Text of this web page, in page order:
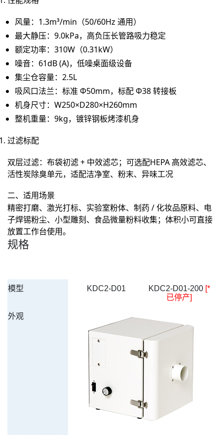
风量：1.3m³/min（50/60Hz 通用）
最大静压：9.0kPa，高负压长管路吸力稳定
额定功率：310W（0.31kW）
噪音：61dB (A)，低噪桌面级设备
集尘仓容量：2.5L
吸风口法兰：标准 Φ50mm，标配 Φ38 转接板
机身尺寸：W250×D280×H260mm
整机重量：9kg，镀锌钢板烤漆机身
过滤标配
双层过滤：布袋初滤 + 中效滤芯；可选配HEPA 高效滤芯、
活性炭除臭单元，适配洁净室、粉末、异味工况
二、适用场景
精密打磨、激光打标、实验室粉体、制药 / 化妆品原料、电
子焊锡粉尘、小型雕刻、食品微量粉料收集；体积小可直接
放置工作台使用。
规格
模型 KDC2-D01 KDC2-D01-200 [*
已停产]
外观